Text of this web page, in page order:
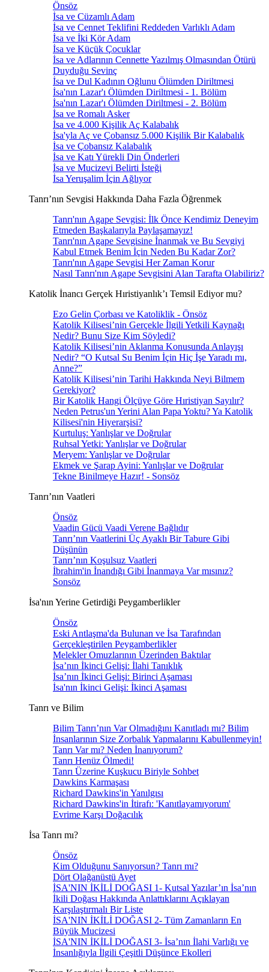
Önsöz
İsa ve Cüzamlı Adam
İsa ve Cennet Teklifini Reddeden Varlıklı Adam
İsa ve İki Kör Adam
İsa ve Küçük Çocuklar
İsa ve Adlarının Cennette Yazılmış Olmasından Ötürü
Duyduğu Sevinç
İsa ve Dul Kadının Oğlunu Ölümden Diriltmesi
İsa'nın Lazar'ı Ölümden Diriltmesi - 1. Bölüm
İsa'nın Lazar'ı Ölümden Diriltmesi - 2. Bölüm
İsa ve Romalı Asker
İsa ve 4.000 Kişilik Aç Kalabalık
İsa'yla Aç ve Çobansız 5.000 Kişilik Bir Kalabalık
İsa ve Çobansız Kalabalık
İsa ve Katı Yürekli Din Önderleri
İsa ve Mucizevi Belirti İsteği
İsa Yeruşalim İçin Ağlıyor
Tanrı’nın Sevgisi Hakkında Daha Fazla Öğrenmek
Tanrı'nın Agape Sevgisi: İlk Önce Kendimiz Deneyim
Etmeden Başkalarıyla Paylaşamayız!
Tanrı'nın Agape Sevgisine İnanmak ve Bu Sevgiyi
Kabul Etmek Benim İçin Neden Bu Kadar Zor?
Tanrı'nın Agape Sevgisi Her Zaman Korur
Nasıl Tanrı'nın Agape Sevgisini Alan Tarafta Olabiliriz?
Katolik İnancı Gerçek Hıristiyanlık’ı Temsil Ediyor mu?
Ezo Gelin Çorbası ve Katoliklik - Önsöz
Katolik Kilisesi’nin Gerçekle İlgili Yetkili Kaynağı
Nedir? Bunu Size Kim Söyledi?
Katolik Kilisesi’nin Aklanma Konusunda Anlayışı
Nedir? “O Kutsal Su Benim İçin Hiç İşe Yaradı mı,
Anne?”
Katolik Kilisesi’nin Tarihi Hakkında Neyi Bilmem
Gerekiyor?
Bir Katolik Hangi Ölçüye Göre Hıristiyan Sayılır?
Neden Petrus'un Yerini Alan Papa Yoktu? Ya Katolik
Kilisesi'nin Hiyerarşisi?
Kurtuluş: Yanlışlar ve Doğrular
Ruhsal Yetki: Yanlışlar ve Doğrular
Meryem: Yanlışlar ve Doğrular
Ekmek ve Şarap Ayini: Yanlışlar ve Doğrular
Tekne Binilmeye Hazır! - Sonsöz
Tanrı’nın Vaatleri
Önsöz
Vaadin Gücü Vaadi Verene Bağlıdır
Tanrı’nın Vaatlerini Üç Ayaklı Bir Tabure Gibi
Düşünün
Tanrı’nın Koşulsuz Vaatleri
İbrahim'in İnandığı Gibi İnanmaya Var mısınız?
Sonsöz
İsa'nın Yerine Getirdiği Peygamberlikler
Önsöz
Eski Antlaşma'da Bulunan ve İsa Tarafından
Gerçekleştirilen Peygamberlikler
Melekler Omuzlarının Üzerinden Baktılar
İsa’nın İkinci Gelişi: İlahi Tanıklık
İsa’nın İkinci Gelişi: Birinci Aşaması
İsa'nın İkinci Gelişi: İkinci Aşaması
Tanrı ve Bilim
Bilim Tanrı’nın Var Olmadığını Kanıtladı mı? Bilim
İnsanlarının Size Zorbalık Yapmalarını Kabullenmeyin!
Tanrı Var mı? Neden İnanıyorum?
Tanrı Henüz Ölmedi!
Tanrı Üzerine Kuşkucu Biriyle Sohbet
Dawkins Karmaşası
Richard Dawkins'in Yanılgısı
Richard Dawkins'in İtirafı: 'Kanıtlayamıyorum'
Evrime Karşı Doğacılık
İsa Tanrı mı?
Önsöz
Kim Olduğunu Sanıyorsun? Tanrı mı?
Dört Olağanüstü Ayet
İSA'NIN İKİLİ DOĞASI 1- Kutsal Yazılar’ın İsa’nın
İkili Doğası Hakkında Anlattıklarını Açıklayan
Karşılaştırmalı Bir Liste
İSA'NIN İKİLİ DOĞASI 2- Tüm Zamanların En
Büyük Mucizesi
İSA'NIN İKİLİ DOĞASI 3- İsa’nın İlahi Varlığı ve
İnsanlığıyla İlgili Çeşitli Düşünce Ekolleri